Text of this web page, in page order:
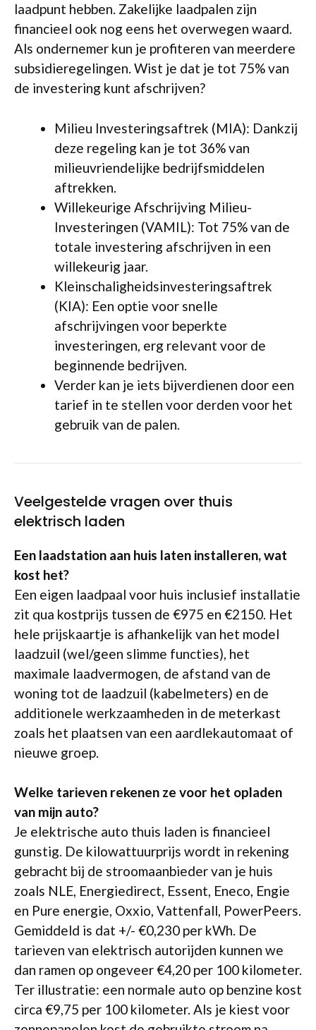
laadpunt hebben. Zakelijke laadpalen zijn
financieel ook nog eens het overwegen waard.
Als ondernemer kun je profiteren van meerdere
subsidieregelingen. Wist je dat je tot 75% van
de investering kunt afschrijven?
Milieu Investeringsaftrek (MIA): Dankzij
deze regeling kan je tot 36% van
milieuvriendelijke bedrijfsmiddelen
aftrekken.
Willekeurige Afschrijving Milieu-
Investeringen (VAMIL): Tot 75% van de
totale investering afschrijven in een
willekeurig jaar.
Kleinschaligheidsinvesteringsaftrek
(KIA): Een optie voor snelle
afschrijvingen voor beperkte
investeringen, erg relevant voor de
beginnende bedrijven.
Verder kan je iets bijverdienen door een
tarief in te stellen voor derden voor het
gebruik van de palen.
Veelgestelde vragen over thuis
elektrisch laden
Een laadstation aan huis laten installeren, wat
kost het?
Een eigen laadpaal voor huis inclusief installatie
zit qua kostprijs tussen de €975 en €2150. Het
hele prijskaartje is afhankelijk van het model
laadzuil (wel/geen slimme functies), het
maximale laadvermogen, de afstand van de
woning tot de laadzuil (kabelmeters) en de
additionele werkzaamheden in de meterkast
zoals het plaatsen van een aardlekautomaat of
nieuwe groep.
Welke tarieven rekenen ze voor het opladen
van mijn auto?
Je elektrische auto thuis laden is financieel
gunstig. De kilowattuurprijs wordt in rekening
gebracht bij de stroomaanbieder van je huis
zoals NLE, Energiedirect, Essent, Eneco, Engie
en Pure energie, Oxxio, Vattenfall, PowerPeers.
Gemiddeld is dat +/- €0,230 per kWh. De
tarieven van elektrisch autorijden kunnen we
dan ramen op ongeveer €4,20 per 100 kilometer.
Ter illustratie: een normale auto op benzine kost
circa €9,75 per 100 kilometer. Als je kiest voor